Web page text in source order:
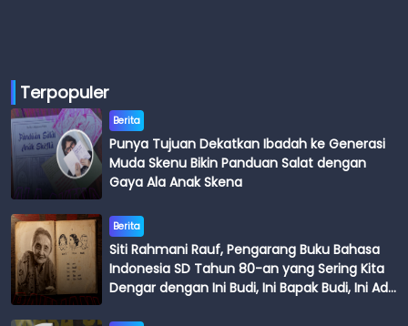
Terpopuler
Berita
Punya Tujuan Dekatkan Ibadah ke Generasi
Muda Skenu Bikin Panduan Salat dengan
Gaya Ala Anak Skena
Berita
Siti Rahmani Rauf, Pengarang Buku Bahasa
Indonesia SD Tahun 80-an yang Sering Kita
Dengar dengan Ini Budi, Ini Bapak Budi, Ini Adik